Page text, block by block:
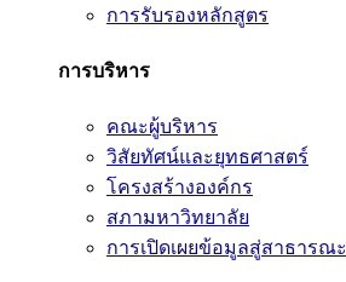
การรับรองหลักสูตร
การบริหาร
คณะผู้บริหาร
วิสัยทัศน์และยุทธศาสตร์
โครงสร้างองค์กร
สภามหาวิทยาลัย
การเปิดเผยข้อมูลสู่สาธารณะ